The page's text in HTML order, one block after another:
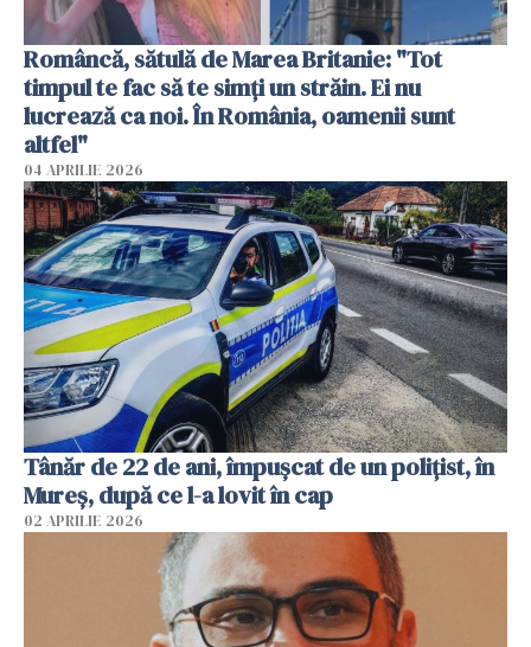
Româncă, sătulă de Marea Britanie: "Tot
timpul te fac să te simți un străin. Ei nu
lucrează ca noi. În România, oamenii sunt
altfel"
04 APRILIE 2026
Tânăr de 22 de ani, împușcat de un polițist, în
Mureș, după ce l-a lovit în cap
02 APRILIE 2026